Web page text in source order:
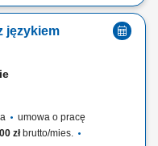
(MAG 135),
językiem
umowa o pracę
złbrutto/mies.